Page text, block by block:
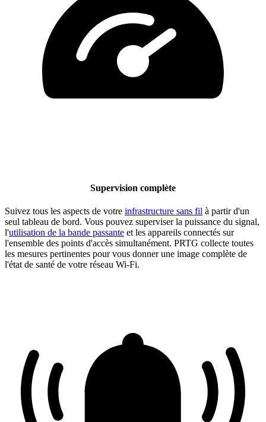
Supervision complète
Suivez tous les aspects de votre infrastructure sans fil à partir d'un
seul tableau de bord. Vous pouvez superviser la puissance du signal,
l'utilisation de la bande passante et les appareils connectés sur
l'ensemble des points d'accès simultanément. PRTG collecte toutes
les mesures pertinentes pour vous donner une image complète de
l'état de santé de votre réseau Wi-Fi.